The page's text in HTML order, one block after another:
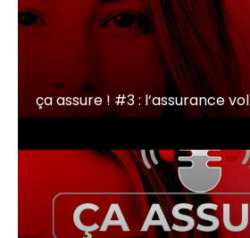
ça assure ! #3 : l’assurance vol